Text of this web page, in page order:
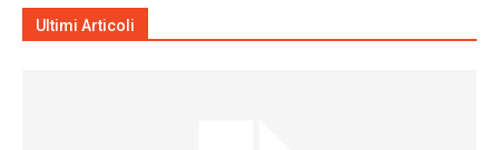
Ultimi Articoli